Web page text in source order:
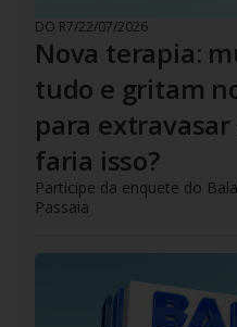
DO R7/22/07/2026
Nova terapia:
tudo e gritam
para extravasar
faria isso?
Participe da enquete do
Passaia